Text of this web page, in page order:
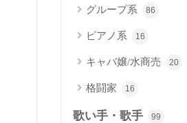
グループ系 86
ピアノ系 16
キャバ嬢/水商売 20
格闘家 16
歌い手・歌手 99